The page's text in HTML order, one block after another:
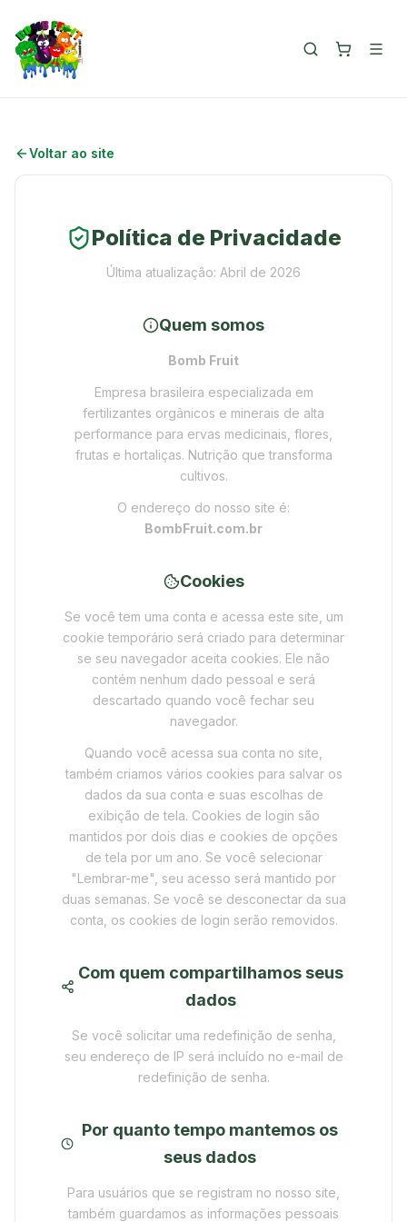
Voltar ao site
Política de Privacidade
Última atualização: Abril de 2026
Quem somos
Bomb Fruit
Empresa brasileira especializada em
fertilizantes orgânicos e minerais de alta
performance para ervas medicinais, flores,
frutas e hortaliças. Nutrição que transforma
cultivos.
O endereço do nosso site é:
BombFruit.com.br
Cookies
Se você tem uma conta e acessa este site, um
cookie temporário será criado para determinar
se seu navegador aceita cookies. Ele não
contém nenhum dado pessoal e será
descartado quando você fechar seu
navegador.
Quando você acessa sua conta no site,
também criamos vários cookies para salvar os
dados da sua conta e suas escolhas de
exibição de tela. Cookies de login são
mantidos por dois dias e cookies de opções
de tela por um ano. Se você selecionar
"Lembrar-me", seu acesso será mantido por
duas semanas. Se você se desconectar da sua
conta, os cookies de login serão removidos.
Com quem compartilhamos seus
dados
Se você solicitar uma redefinição de senha,
seu endereço de IP será incluído no e-mail de
redefinição de senha.
Por quanto tempo mantemos os
seus dados
Para usuários que se registram no nosso site,
também guardamos as informações pessoais